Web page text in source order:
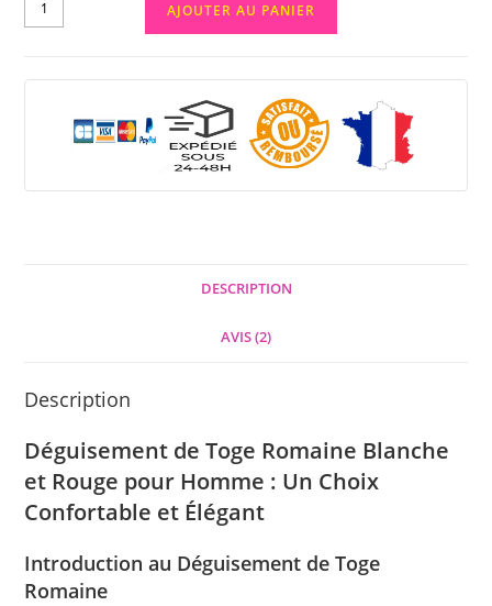
AJOUTER AU PANIER
DESCRIPTION
AVIS (2)
Description
Déguisement de Toge Romaine Blanche
et Rouge pour Homme : Un Choix
Confortable et Élégant
Introduction au Déguisement de Toge
Romaine